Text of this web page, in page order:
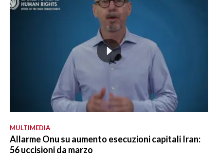
MULTIMEDIA
Allarme Onu su aumento esecuzioni capitali Iran:
56 uccisioni da marzo